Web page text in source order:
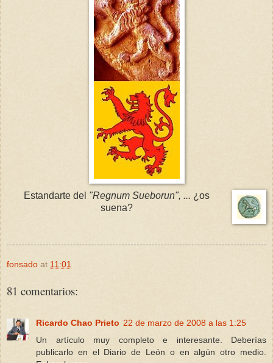
Estandarte del "Regnum Sueborun", ... ¿os
suena?
fonsado at 11:01
81 comentarios:
Ricardo Chao Prieto 22 de marzo de 2008 a las 1:25
Un artículo muy completo e interesante. Deberías
publicarlo en el Diario de León o en algún otro medio.